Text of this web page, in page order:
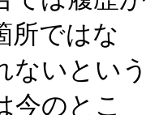
所ではな
ないとい
今のとこ